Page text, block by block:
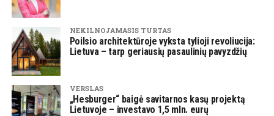
NEKILNOJAMASIS TURTAS
Poilsio architektūroje vyksta tylioji revoliucija:
Lietuva – tarp geriausių pasaulinių pavyzdžių
VERSLAS
„Hesburger“ baigė savitarnos kasų projektą
Lietuvoje – investavo 1,5 mln. eurų